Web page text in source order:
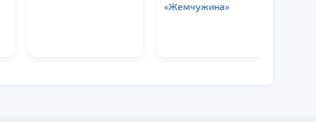
«Жемчужина»